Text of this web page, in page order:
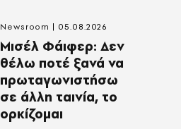
Μισέλ Φάιφερ: Δεν
θέλω ποτέ ξανά να
πρωταγωνιστήσω
σε άλλη ταινία, το
ορκίζομαι
Newsroom 05.08.2026